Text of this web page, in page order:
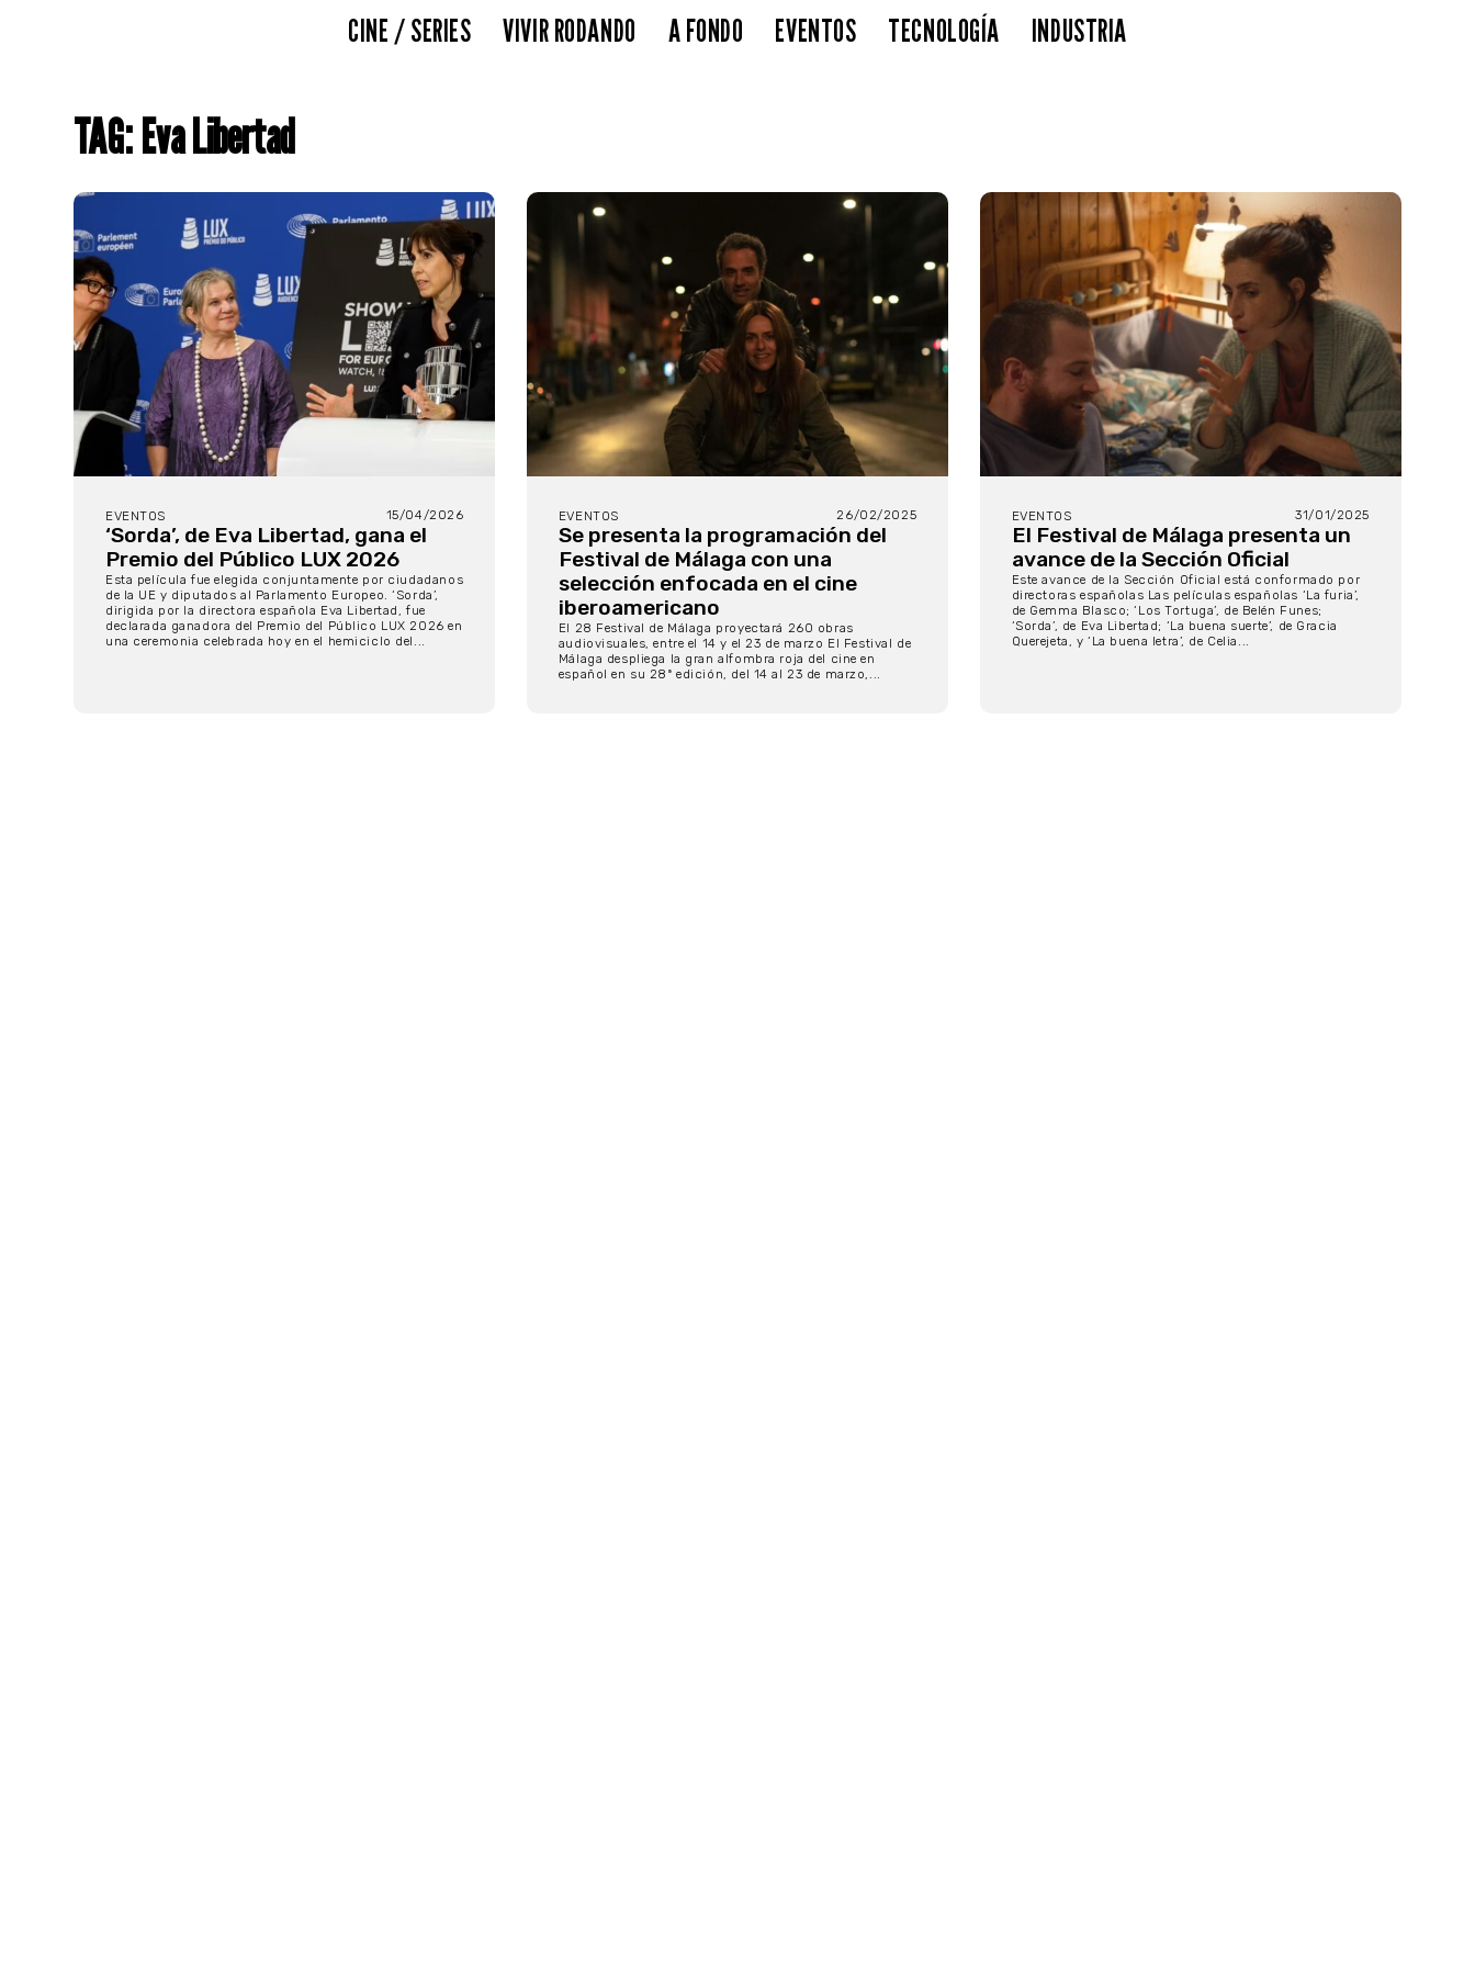
CINE / SERIES VIVIR RODANDO A FONDO EVENTOS TECNOLOGÍA INDUSTRIA
TAG: Eva Libertad
EVENTOS 15/04/2026
‘Sorda’, de Eva Libertad, gana el
Premio del Público LUX 2026
Esta película fue elegida conjuntamente por ciudadanos
de la UE y diputados al Parlamento Europeo. ‘Sorda’,
dirigida por la directora española Eva Libertad, fue
declarada ganadora del Premio del Público LUX 2026 en
una ceremonia celebrada hoy en el hemiciclo del...
EVENTOS 26/02/2025
Se presenta la programación del
Festival de Málaga con una
selección enfocada en el cine
iberoamericano
El 28 Festival de Málaga proyectará 260 obras
audiovisuales, entre el 14 y el 23 de marzo El Festival de
Málaga despliega la gran alfombra roja del cine en
español en su 28ª edición, del 14 al 23 de marzo,...
EVENTOS 31/01/2025
El Festival de Málaga presenta un
avance de la Sección Oficial
Este avance de la Sección Oficial está conformado por
directoras españolas Las películas españolas ‘La furia’,
de Gemma Blasco; ‘Los Tortuga’, de Belén Funes;
‘Sorda’, de Eva Libertad; ‘La buena suerte’, de Gracia
Querejeta, y ‘La buena letra’, de Celia...